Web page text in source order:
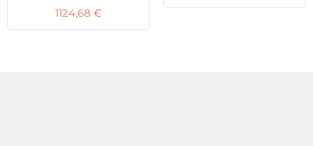
1124,68 €